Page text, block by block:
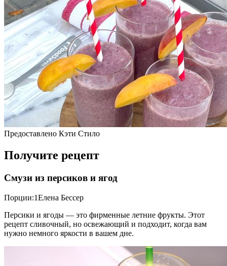
Предоставлено Кэти Стило
Получите рецепт
Смузи из персиков и ягод
Порции:1Елена Бессер
Персики и ягоды — это фирменные летние фрукты. Этот
рецепт сливочный, но освежающий и подходит, когда вам
нужно немного яркости в вашем дне.